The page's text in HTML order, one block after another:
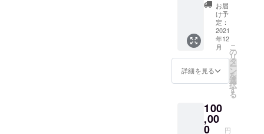
リック
モンス
ター
〒305-
0032 茨
城県つ
くば市
竹園2-
6-1 F区
画 ▼お
紙
必要で
す。ゴ
ルフ場
の空き
状況に
よって
日時の
ご希望
に添え
ない場
りま
す。
※利用日
合があ
りま
す。
※お食事
代につ
きまし
てはご
負担く
ださ
い。
ムラン
ドまで
お越し
風呂チ
ケット
のリ
ターン
を追加
させて
いただ
きまし
た！ ▼
元旦に
を見ら
れる貸
切風呂
お届
け予
定：
2021
年12
月
詳細を見る
こ
の
リ
タ
ー
ン
を
選
択
す
る
100
,00
0 円